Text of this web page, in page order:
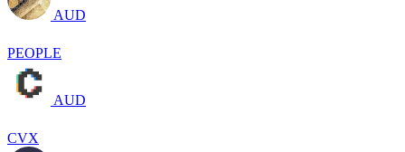
AUD
PEOPLE
AUD
CVX